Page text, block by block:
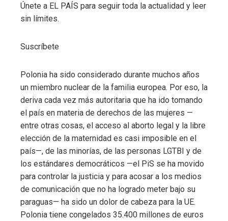
Únete a EL PAÍS para seguir toda la actualidad y leer
sin límites.
Suscríbete
Polonia ha sido considerado durante muchos años
un miembro nuclear de la familia europea. Por eso, la
deriva cada vez más autoritaria que ha ido tomando
el país en materia de derechos de las mujeres —
entre otras cosas, el acceso al aborto legal y la libre
elección de la maternidad es casi imposible en el
país—, de las minorías, de las personas LGTBI y de
los estándares democráticos —el PiS se ha movido
para controlar la justicia y para acosar a los medios
de comunicación que no ha logrado meter bajo su
paraguas— ha sido un dolor de cabeza para la UE.
Polonia tiene congelados 35.400 millones de euros